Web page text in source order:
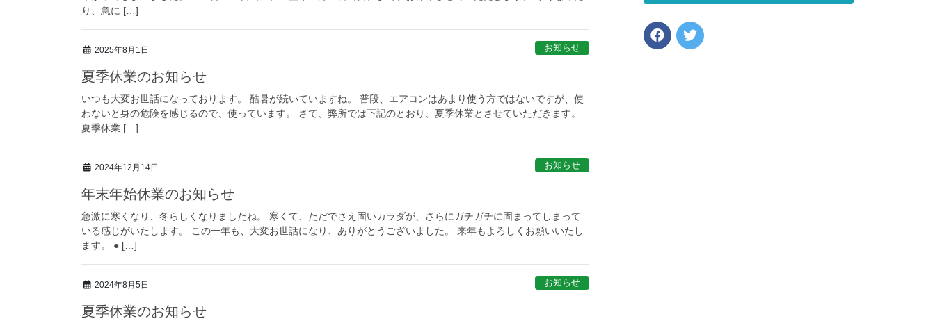
り、急に […]
2025年8月1日 お知らせ
夏季休業のお知らせ
いつも大変お世話になっております。 酷暑が続いていますね。 普段、エアコンはあまり使う方ではないですが、使
わないと身の危険を感じるので、使っています。 さて、弊所では下記のとおり、夏季休業とさせていただきます。
夏季休業 […]
2024年12月14日 お知らせ
年末年始休業のお知らせ
急激に寒くなり、冬らしくなりましたね。 寒くて、ただでさえ固いカラダが、さらにガチガチに固まってしまって
いる感じがいたします。 この一年も、大変お世話になり、ありがとうございました。 来年もよろしくお願いいたし
ます。 ● […]
2024年8月5日 お知らせ
夏季休業のお知らせ